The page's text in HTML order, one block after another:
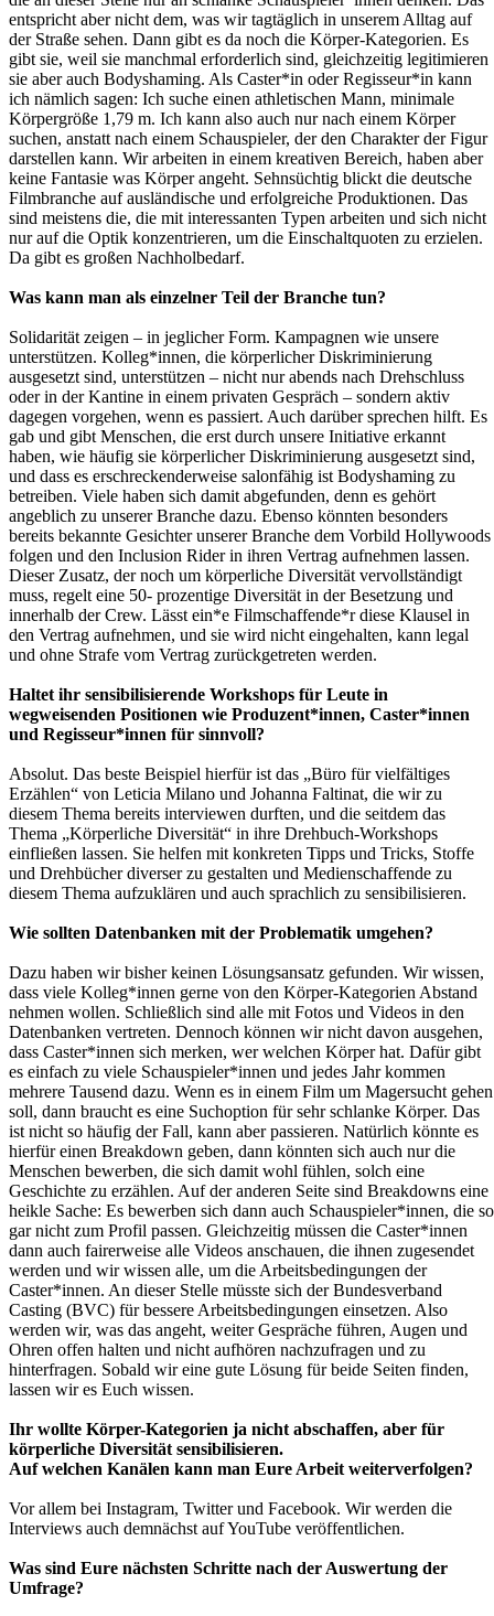
entspricht aber nicht dem, was wir tagtäglich in unserem Alltag auf
der Straße sehen. Dann gibt es da noch die Körper-Kategorien. Es
gibt sie, weil sie manchmal erforderlich sind, gleichzeitig legitimieren
sie aber auch Bodyshaming. Als Caster*in oder Regisseur*in kann
ich nämlich sagen: Ich suche einen athletischen Mann, minimale
Körpergröße 1,79 m. Ich kann also auch nur nach einem Körper
suchen, anstatt nach einem Schauspieler, der den Charakter der Figur
darstellen kann. Wir arbeiten in einem kreativen Bereich, haben aber
keine Fantasie was Körper angeht. Sehnsüchtig blickt die deutsche
Filmbranche auf ausländische und erfolgreiche Produktionen. Das
sind meistens die, die mit interessanten Typen arbeiten und sich nicht
nur auf die Optik konzentrieren, um die Einschaltquoten zu erzielen.
Da gibt es großen Nachholbedarf.
Was kann man als einzelner Teil der Branche tun?
Solidarität zeigen – in jeglicher Form. Kampagnen wie unsere
unterstützen. Kolleg*innen, die körperlicher Diskriminierung
ausgesetzt sind, unterstützen – nicht nur abends nach Drehschluss
oder in der Kantine in einem privaten Gespräch – sondern aktiv
dagegen vorgehen, wenn es passiert. Auch darüber sprechen hilft. Es
gab und gibt Menschen, die erst durch unsere Initiative erkannt
haben, wie häufig sie körperlicher Diskriminierung ausgesetzt sind,
und dass es erschreckenderweise salonfähig ist Bodyshaming zu
betreiben. Viele haben sich damit abgefunden, denn es gehört
angeblich zu unserer Branche dazu. Ebenso könnten besonders
bereits bekannte Gesichter unserer Branche dem Vorbild Hollywoods
folgen und den Inclusion Rider in ihren Vertrag aufnehmen lassen.
Dieser Zusatz, der noch um körperliche Diversität vervollständigt
muss, regelt eine 50- prozentige Diversität in der Besetzung und
innerhalb der Crew. Lässt ein*e Filmschaffende*r diese Klausel in
den Vertrag aufnehmen, und sie wird nicht eingehalten, kann legal
und ohne Strafe vom Vertrag zurückgetreten werden.
Haltet ihr sensibilisierende Workshops für Leute in
wegweisenden Positionen wie Produzent*innen, Caster*innen
und Regisseur*innen für sinnvoll?
Absolut. Das beste Beispiel hierfür ist das „Büro für vielfältiges
Erzählen“ von Leticia Milano und Johanna Faltinat, die wir zu
diesem Thema bereits interviewen durften, und die seitdem das
Thema „Körperliche Diversität“ in ihre Drehbuch-Workshops
einfließen lassen. Sie helfen mit konkreten Tipps und Tricks, Stoffe
und Drehbücher diverser zu gestalten und Medienschaffende zu
diesem Thema aufzuklären und auch sprachlich zu sensibilisieren.
Wie sollten Datenbanken mit der Problematik umgehen?
Dazu haben wir bisher keinen Lösungsansatz gefunden. Wir wissen,
dass viele Kolleg*innen gerne von den Körper-Kategorien Abstand
nehmen wollen. Schließlich sind alle mit Fotos und Videos in den
Datenbanken vertreten. Dennoch können wir nicht davon ausgehen,
dass Caster*innen sich merken, wer welchen Körper hat. Dafür gibt
es einfach zu viele Schauspieler*innen und jedes Jahr kommen
mehrere Tausend dazu. Wenn es in einem Film um Magersucht gehen
soll, dann braucht es eine Suchoption für sehr schlanke Körper. Das
ist nicht so häufig der Fall, kann aber passieren. Natürlich könnte es
hierfür einen Breakdown geben, dann könnten sich auch nur die
Menschen bewerben, die sich damit wohl fühlen, solch eine
Geschichte zu erzählen. Auf der anderen Seite sind Breakdowns eine
heikle Sache: Es bewerben sich dann auch Schauspieler*innen, die so
gar nicht zum Profil passen. Gleichzeitig müssen die Caster*innen
dann auch fairerweise alle Videos anschauen, die ihnen zugesendet
werden und wir wissen alle, um die Arbeitsbedingungen der
Caster*innen. An dieser Stelle müsste sich der Bundesverband
Casting (BVC) für bessere Arbeitsbedingungen einsetzen. Also
werden wir, was das angeht, weiter Gespräche führen, Augen und
Ohren offen halten und nicht aufhören nachzufragen und zu
hinterfragen. Sobald wir eine gute Lösung für beide Seiten finden,
lassen wir es Euch wissen.
Ihr wollte Körper-Kategorien ja nicht abschaffen, aber für
körperliche Diversität sensibilisieren.
Auf welchen Kanälen kann man Eure Arbeit weiterverfolgen?
Vor allem bei Instagram, Twitter und Facebook. Wir werden die
Interviews auch demnächst auf YouTube veröffentlichen.
Was sind Eure nächsten Schritte nach der Auswertung der
Umfrage?